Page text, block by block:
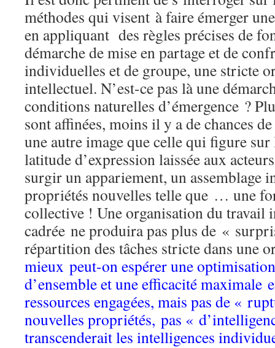
méthodes qui visent à faire émerger
en appliquant des règles précises de
démarche de mise en partage et de
individuelles et de groupe, une stricte
intellectuel. N’est-ce pas là une
conditions naturelles d’émergence ?
sont affinées, moins il y a de chances
une autre image que celle qui figure
latitude d’expression laissée aux
surgir un appariement, un assemblage
propriétés nouvelles telle que … une
collective ! Une organisation du travail
cadrée ne produira pas plus de «
répartition des tâches stricte dans une
mieux peut-on espérer une
d’ensemble et une efficacité maximale
ressources engagées, mais pas de «
nouvelles propriétés, pas «
transcenderait les intelligences